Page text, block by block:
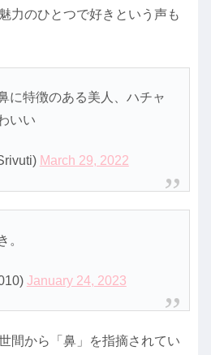
力のひとつで好きという声も
に特徴のある美人、ハチャ
いい
March 29, 2022
。
January 24, 2023
間から「鼻」を指摘されてい